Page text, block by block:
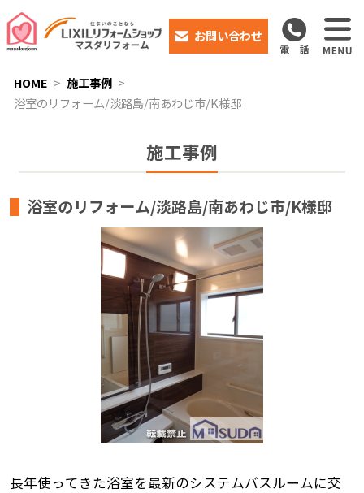
お問い合わせ
HOME
施工事例
浴室のリフォーム/淡路島/南あわじ市/K様邸
施工事例
浴室のリフォーム/淡路島/南あわじ市/K様邸
長年使ってきた浴室を最新のシステムバスルームに交